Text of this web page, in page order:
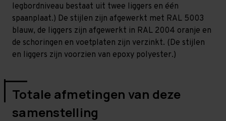
legbordniveau bestaat uit twee liggers en één
spaanplaat.) De stijlen zijn afgewerkt met RAL 5003
blauw, de liggers zijn afgewerkt in RAL 2004 oranje en
de schoringen en voetplaten zijn verzinkt. (De stijlen
en liggers zijn voorzien van epoxy polyester.)
Totale afmetingen van deze
samenstelling